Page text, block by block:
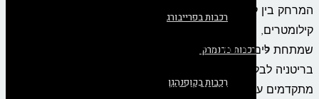
רכבות בפרייבורג
רכבות בדנמרק
רכבות בקופנהגן
קילומטרים, הכוללים את המעבר המרשים במנהרת התעלה
שמתחת לים. הנסיעה מאפשרת לכם לחצות את הגבול בין
בריטניה לבלגיה בנוחות ובמהירות שיא, תוך הנאה משירותים
מתקדמים על הסיפון ונופים משתנים של צפון צרפת ובלגיה.